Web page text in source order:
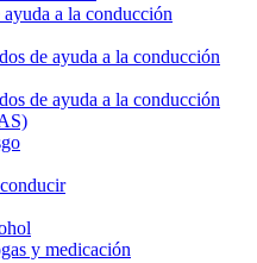
ayuda a la conducción
de ayuda a la conducción
de ayuda a la conducción
y medicación